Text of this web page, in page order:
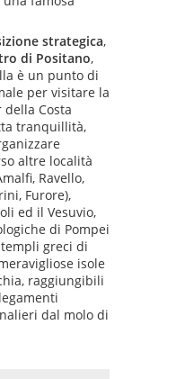
strategica,
di Positano,
è un punto di
per visitare la
Costa
tranquillità,
altre località
Ravello,
Furore),
ed il Vesuvio,
di Pompei
greci di
isole
raggiungibili
dal molo di